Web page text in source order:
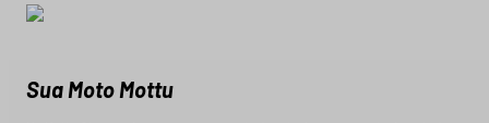
Sua Moto Mottu